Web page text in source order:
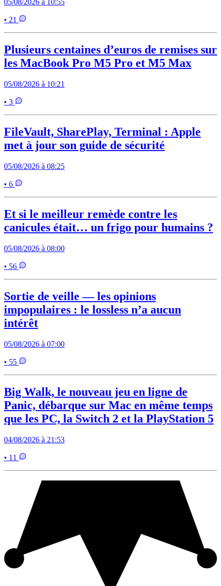
05/08/2026 à 10:55
• 21
Plusieurs centaines d’euros de remises sur
les MacBook Pro M5 Pro et M5 Max
05/08/2026 à 10:21
• 3
FileVault, SharePlay, Terminal : Apple
met à jour son guide de sécurité
05/08/2026 à 08:25
• 6
Et si le meilleur remède contre les
canicules était… un frigo pour humains ?
05/08/2026 à 08:00
• 56
Sortie de veille — les opinions
impopulaires : le lossless n’a aucun
intérêt
05/08/2026 à 07:00
• 55
Big Walk, le nouveau jeu en ligne de
Panic, débarque sur Mac en même temps
que les PC, la Switch 2 et la PlayStation 5
04/08/2026 à 21:53
• 11